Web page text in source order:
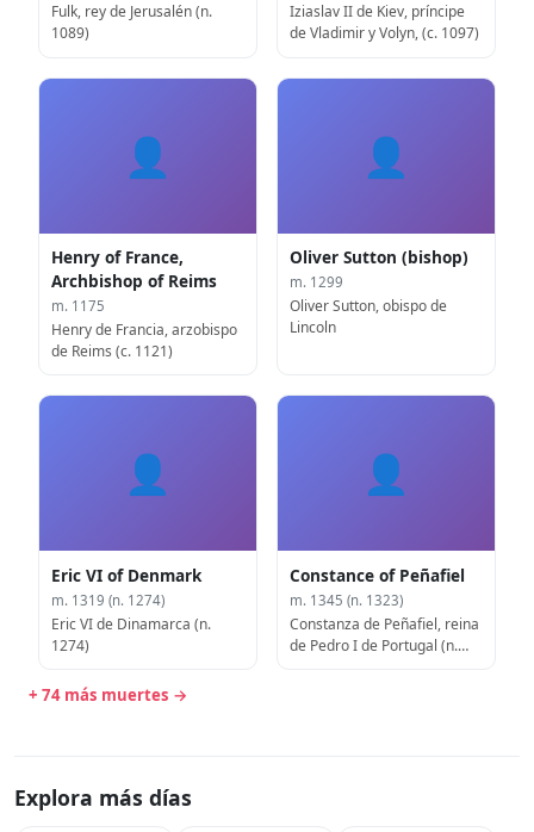
Fulk, rey de Jerusalén (n.
1089)
Iziaslav II de Kiev, príncipe
de Vladimir y Volyn, (c. 1097)
👤
Henry of France,
Archbishop of Reims
m. 1175
Henry de Francia, arzobispo
de Reims (c. 1121)
👤
Oliver Sutton (bishop)
m. 1299
Oliver Sutton, obispo de
Lincoln
👤
Eric VI of Denmark
m. 1319 (n. 1274)
Eric VI de Dinamarca (n.
1274)
👤
Constance of Peñafiel
m. 1345 (n. 1323)
Constanza de Peñafiel, reina
de Pedro I de Portugal (n.
+ 74 más muertes →
Explora más días